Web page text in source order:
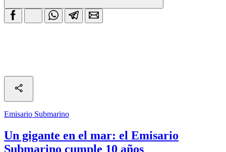
Emisario Submarino
Un gigante en el mar: el Emisario
Submarino cumple 10 años